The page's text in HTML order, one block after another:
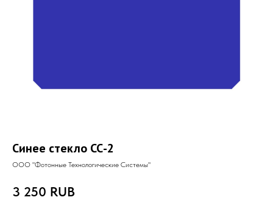
Синее стекло СС-2
ООО "Фотонные Технологические Системы"
3 250 RUB